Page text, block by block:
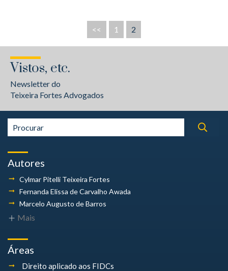
<< 1 2
Vistos, etc.
Newsletter do
Teixeira Fortes Advogados
Autores
Cylmar Pitelli Teixeira Fortes
Fernanda Elissa de Carvalho Awada
Marcelo Augusto de Barros
Mais
Áreas
Direito aplicado aos FIDCs